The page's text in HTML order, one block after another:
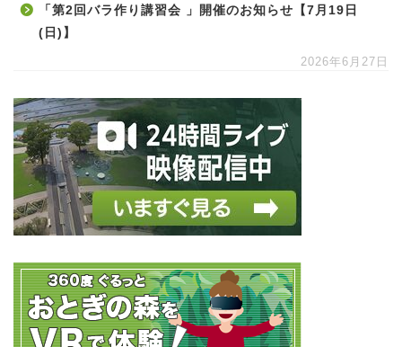
「第2回バラ作り講習会 」開催のお知らせ【7月19日
(日)】
2026年6月27日